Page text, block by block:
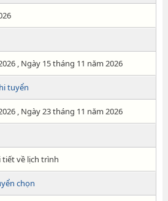
, Ngày 15 tháng 11 năm 2026
tuyển
, Ngày 23 tháng 11 năm 2026
tiết về lịch trình
chọn